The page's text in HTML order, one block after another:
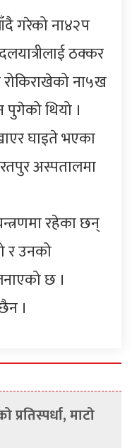
गरेको ना४२प
ठक्कर
रोकिराखेको ना५ख
थियो ।
घाइते भएका
अस्पतालमा
रहेका छन्
र उनको
छ ।
।
माटो